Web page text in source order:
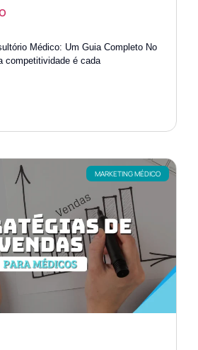
Médico: Um Guia Completo No
competitividade é cada
MARKETING MÉDICO